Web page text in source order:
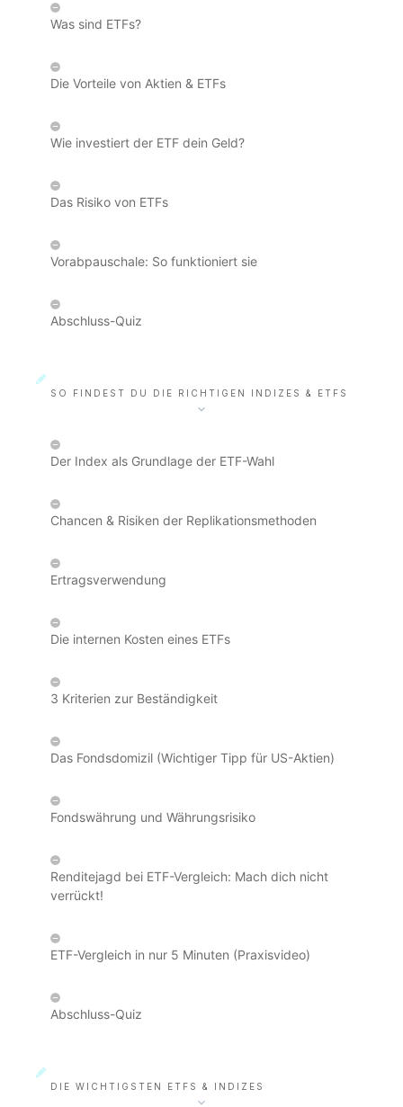
Was sind ETFs?
Die Vorteile von Aktien & ETFs
Wie investiert der ETF dein Geld?
Das Risiko von ETFs
Vorabpauschale: So funktioniert sie
Abschluss-Quiz
SO FINDEST DU DIE RICHTIGEN INDIZES & ETFS
Der Index als Grundlage der ETF-Wahl
Chancen & Risiken der Replikationsmethoden
Ertragsverwendung
Die internen Kosten eines ETFs
3 Kriterien zur Beständigkeit
Das Fondsdomizil (Wichtiger Tipp für US-Aktien)
Fondswährung und Währungsrisiko
Renditejagd bei ETF-Vergleich: Mach dich nicht
verrückt!
ETF-Vergleich in nur 5 Minuten (Praxisvideo)
Abschluss-Quiz
DIE WICHTIGSTEN ETFS & INDIZES